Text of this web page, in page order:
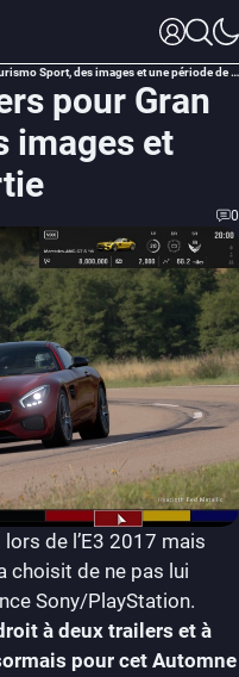
E3 2017 : Des trailers pour Gran Turismo Sport, des images et une période de sortie
pour Gran
images et
0
de l’E3 2017 mais
choisit de ne pas lui
Sony/PlayStation.
à deux trailers et à
pour cet Automne